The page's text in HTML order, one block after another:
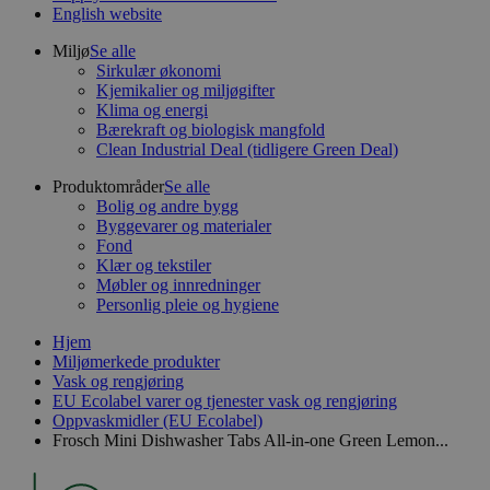
English website
MiljøSe alle
Sirkulær økonomi
Kjemikalier og miljøgifter
Klima og energi
Bærekraft og biologisk mangfold
Clean Industrial Deal (tidligere Green Deal)
ProduktområderSe alle
Bolig og andre bygg
Byggevarer og materialer
Fond
Klær og tekstiler
Møbler og innredninger
Personlig pleie og hygiene
Hjem
Miljømerkede produkter
Vask og rengjøring
EU Ecolabel varer og tjenester vask og rengjøring
Oppvaskmidler (EU Ecolabel)
Frosch Mini Dishwasher Tabs All-in-one Green Lemon...